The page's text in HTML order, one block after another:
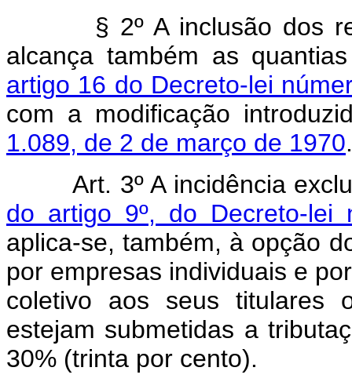
§ 2º A inclusão dos
alcança também as
artigo 16 do Decreto-lei
com a modificação
1.089, de 2 de março de 1970.
Art. 3º A incidência
do artigo 9º, do Decreto-
aplica-se, também, à opção
por empresas individuais e
coletivo aos seus titulares
estejam submetidas a
30% (trinta por cento).